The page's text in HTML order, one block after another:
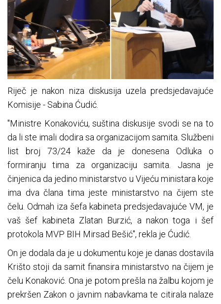
Riječ je nakon niza diskusija uzela predsjedavajuće
Komisije - Sabina Ćudić.
"Ministre Konakoviću, suština diskusije svodi se na to
da li ste imali dodira sa organizacijom samita. Službeni
list broj 73/24 kaže da je donesena Odluka o
formiranju tima za organizaciju samita. Jasna je
činjenica da jedino ministarstvo u Vijeću ministara koje
ima dva člana tima jeste ministarstvo na čijem ste
čelu. Odmah iza šefa kabineta predsjedavajuće VM, je
vaš šef kabineta Zlatan Burzić, a nakon toga i šef
protokola MVP BIH Mirsad Bešić", rekla je Ćudić.
On je dodala da je u dokumentu koje je danas dostavila
Krišto stoji da samit finansira ministarstvo na čijem je
čelu Konaković. Ona je potom prešla na žalbu kojom je
prekršen Zakon o javnim nabavkama te citirala nalaze